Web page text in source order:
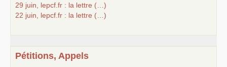
29 juin, lepcf.fr : la lettre (…)
22 juin, lepcf.fr : la lettre (…)
Pétitions, Appels